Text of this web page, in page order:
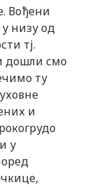
Вођени
низу од
тј.
дошли смо
ту
и
у